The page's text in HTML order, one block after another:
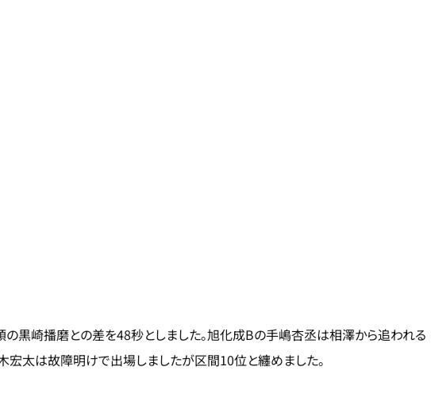
黒崎播磨との差を48秒としました。旭化成Bの手嶋杏丞は相澤から追われる
太は故障明けで出場しましたが区間10位と纏めました。